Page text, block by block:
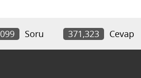
Soru 371,323 Cevap